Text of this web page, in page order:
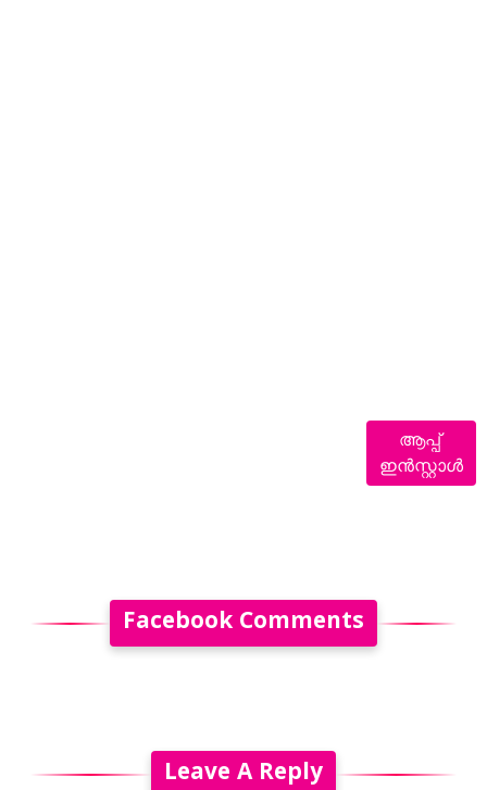
Facebook Comments
Leave A Reply
ആപ്പ്
ഇൻസ്റ്റാൾ